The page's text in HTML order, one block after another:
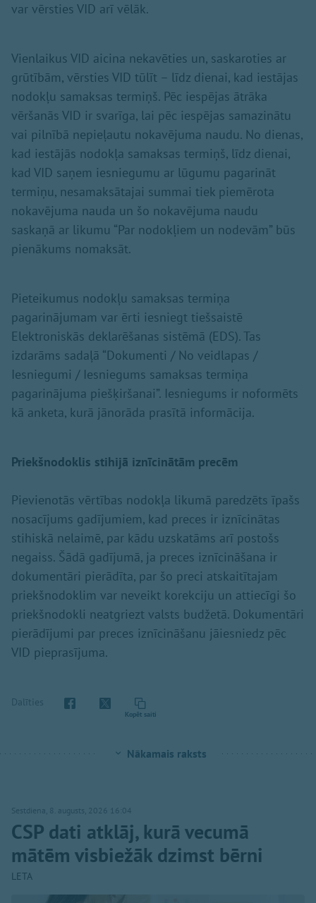
var vērsties VID arī vēlāk.
Vienlaikus VID aicina nekavēties un, saskaroties ar
grūtībām, vērsties VID tūlīt – līdz dienai, kad iestājas
nodokļu samaksas termiņš. Pēc iespējas ātrāka
vēršanās VID ir svarīga, lai pēc iespējas samazinātu
vai pilnībā nepieļautu nokavējuma naudu. No dienas,
kad iestājās nodokļa samaksas termiņš, līdz dienai,
kad VID saņem iesniegumu ar lūgumu pagarināt
termiņu, nesamaksātajai summai tiek piemērota
nokavējuma nauda un šo nokavējuma naudu
saskaņā ar likumu “Par nodokļiem un nodevām” būs
pienākums nomaksāt.
Pieteikumus nodokļu samaksas termiņa
pagarinājumam var ērti iesniegt tiešsaistē
Elektroniskās deklarēšanas sistēmā (EDS). Tas
izdarāms sadaļā “Dokumenti / No veidlapas /
Iesniegumi / Iesniegums samaksas termiņa
pagarinājuma piešķiršanai”. Iesniegums ir noformēts
kā anketa, kurā jānorāda prasītā informācija.
Priekšnodoklis stihijā iznīcinātām precēm
Pievienotās vērtības nodokļa likumā paredzēts īpašs
nosacījums gadījumiem, kad preces ir iznīcinātas
stihiskā nelaimē, par kādu uzskatāms arī postošs
negaiss. Šādā gadījumā, ja preces iznīcināšana ir
dokumentāri pierādīta, par šo preci atskaitītajam
priekšnodoklim var neveikt korekciju un attiecīgi šo
priekšnodokli neatgriezt valsts budžetā. Dokumentāri
pierādījumi par preces iznīcināšanu jāiesniedz pēc
VID pieprasījuma.
Dalīties
Kopēt saiti
Nākamais raksts
Sestdiena, 8. augusts, 2026 16:04
CSP dati atklāj, kurā vecumā
mātēm visbiežāk dzimst bērni
LETA